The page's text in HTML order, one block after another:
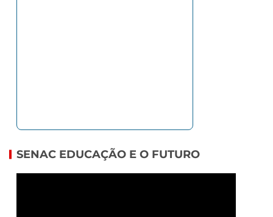
SENAC EDUCAÇÃO E O FUTURO